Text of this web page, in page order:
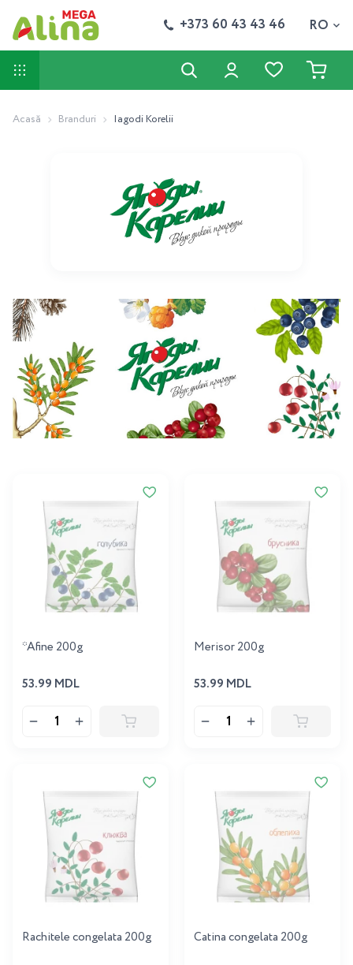
+373 60 43 43 46 RO
Acasă Branduri Iagodi Korelii
*Afine 200g
53.99 MDL
Merisor 200g
53.99 MDL
Rachitele congelata 200g Catina congelata 200g